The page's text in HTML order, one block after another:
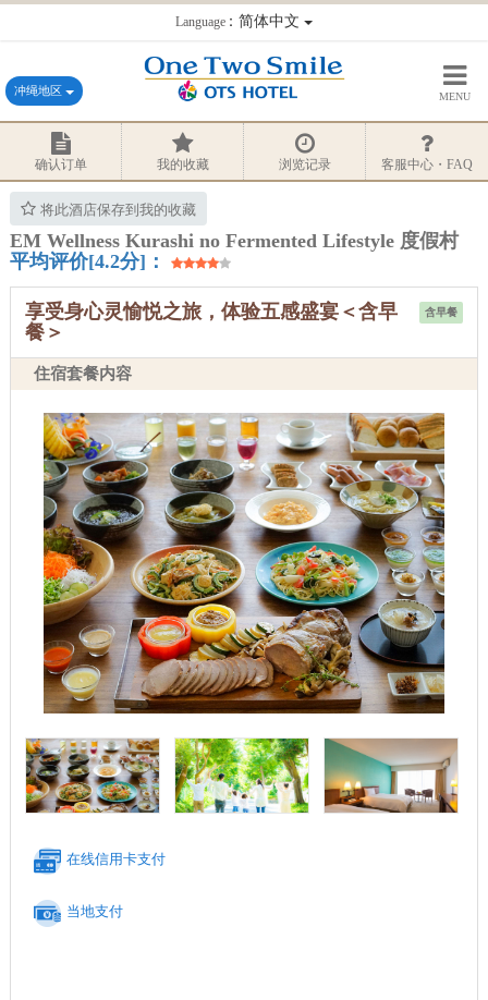
Language：简体中文
冲绳地区 MENU
确认订单 我的收藏 浏览记录 客服中心・FAQ
将此酒店保存到我的收藏
EM Wellness Kurashi no Fermented Lifestyle 度假村
平均评价[4.2分]：
含早餐
享受身心灵愉悦之旅，体验五感盛宴＜含早
餐＞
住宿套餐内容
在线信用卡支付
当地支付